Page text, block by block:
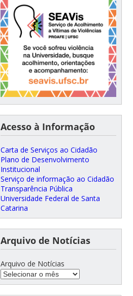
Acesso à Informação
Carta de Serviços ao Cidadão
Plano de Desenvolvimento
Institucional
Serviço de informação ao Cidadão
Transparência Pública
Universidade Federal de Santa
Catarina
Arquivo de Notícias
Arquivo de Notícias